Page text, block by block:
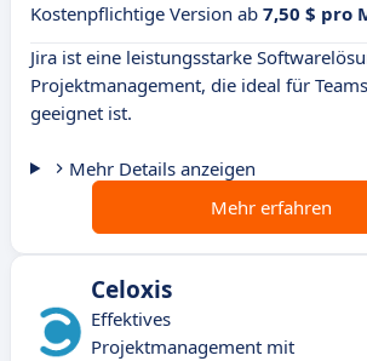
Kostenpflichtige Version ab 7,50 $ pro
Jira ist eine leistungsstarke
Projektmanagement, die ideal für
geeignet ist.
Mehr Details anzeigen
Mehr erfahren
Celoxis
Effektives
Projektmanagement mit